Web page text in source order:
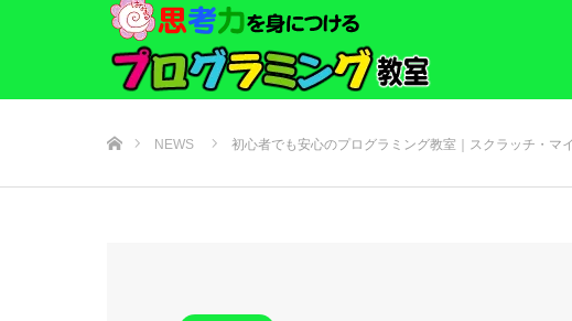
NEWS 初心者でも安心のプログラミング教室｜スクラッチ・マ